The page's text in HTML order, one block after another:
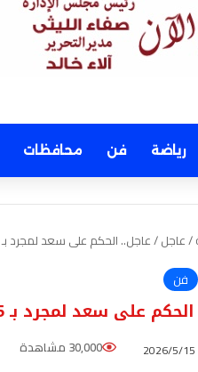
رياضة فن محافظات
/عاجل/عاجل.. الحكم على سعد لمجرد بـ 5 سنوات سجنا بتهمة اغتصاب نادلة
فن
سعد لمجرد بـ 5 سنوات سجنا بتهمة اغتصاب نادلة
30,000 مشاهدة